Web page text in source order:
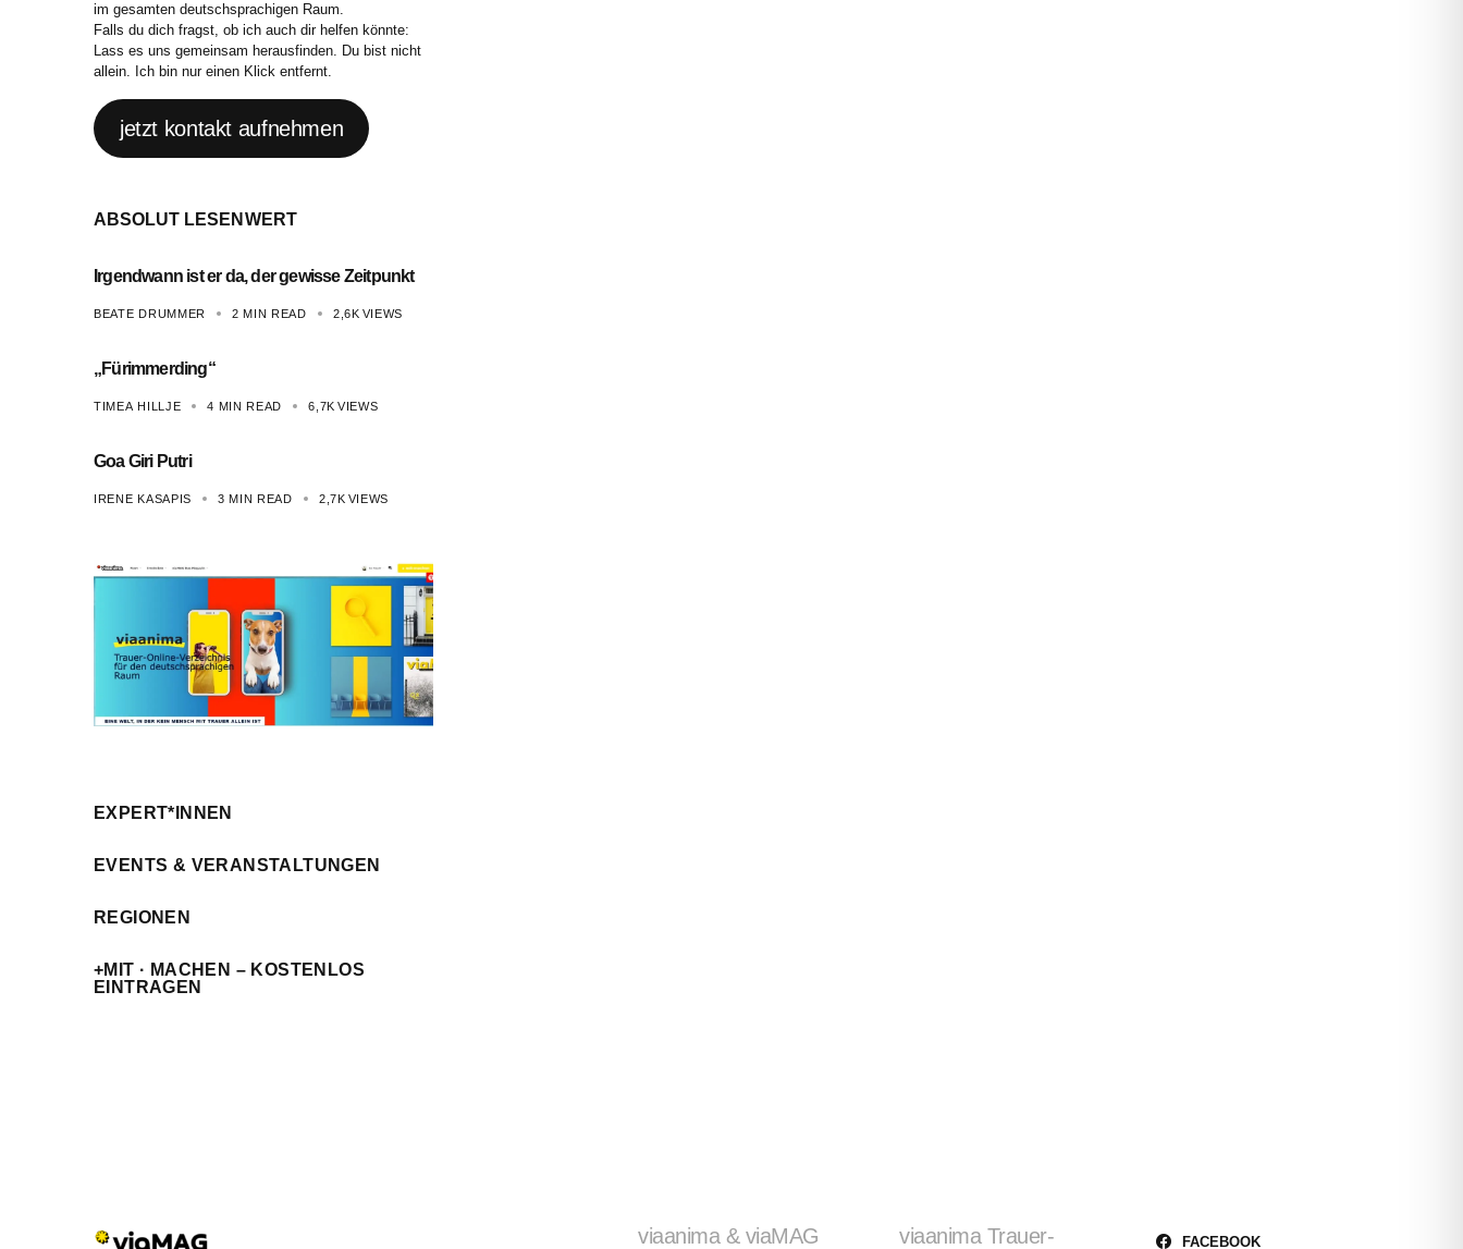
im gesamten deutschsprachigen Raum.
Falls du dich fragst, ob ich auch dir helfen könnte:
Lass es uns gemeinsam herausfinden. Du bist nicht
allein. Ich bin nur einen Klick entfernt.
jetzt kontakt aufnehmen
ABSOLUT LESENWERT
Irgendwann ist er da, der gewisse Zeitpunkt
BEATE DRUMMER 2 MIN READ 2,6K VIEWS
„Fürimmerding“
TIMEA HILLJE 4 MIN READ 6,7K VIEWS
Goa Giri Putri
IRENE KASAPIS 3 MIN READ 2,7K VIEWS
EXPERT*INNEN
EVENTS & VERANSTALTUNGEN
REGIONEN
+MIT · MACHEN – KOSTENLOS
EINTRAGEN
viaanima & viaMAG
viaanima Trauer-
FACEBOOK